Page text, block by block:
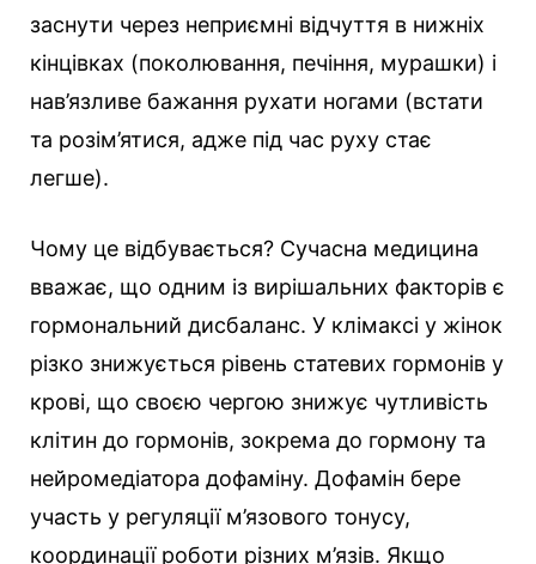
заснути через неприємні відчуття в нижніх
кінцівках (поколювання, печіння, мурашки) і
нав’язливе бажання рухати ногами (встати
та розім’ятися, адже під час руху стає
легше).
Чому це відбувається? Сучасна медицина
вважає, що одним із вирішальних факторів є
гормональний дисбаланс. У клімаксі у жінок
різко знижується рівень статевих гормонів у
крові, що своєю чергою знижує чутливість
клітин до гормонів, зокрема до гормону та
нейромедіатора дофаміну. Дофамін бере
участь у регуляції м’язового тонусу,
координації роботи різних м’язів. Якщо